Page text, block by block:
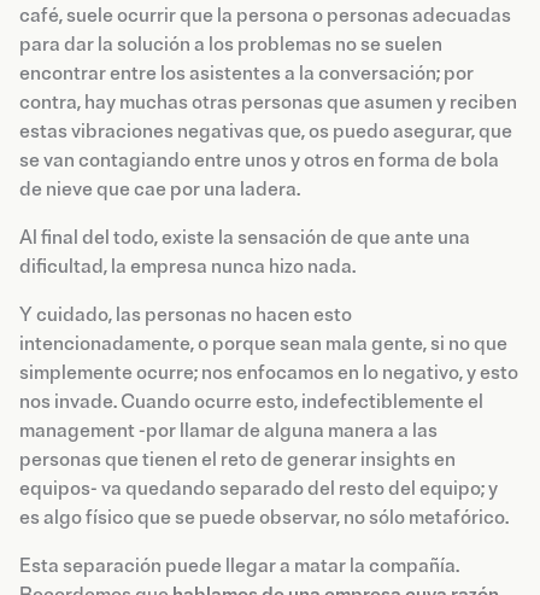
café, suele ocurrir que la persona o personas adecuadas
para dar la solución a los problemas no se suelen
encontrar entre los asistentes a la conversación; por
contra, hay muchas otras personas que asumen y reciben
estas vibraciones negativas que, os puedo asegurar, que
se van contagiando entre unos y otros en forma de bola
de nieve que cae por una ladera.
Al final del todo, existe la sensación de que ante una
dificultad, la empresa nunca hizo nada.
Y cuidado, las personas no hacen esto
intencionadamente, o porque sean mala gente, si no que
simplemente ocurre; nos enfocamos en lo negativo, y esto
nos invade. Cuando ocurre esto, indefectiblemente el
management -por llamar de alguna manera a las
personas que tienen el reto de generar insights en
equipos- va quedando separado del resto del equipo; y
es algo físico que se puede observar, no sólo metafórico.
Esta separación puede llegar a matar la compañía.